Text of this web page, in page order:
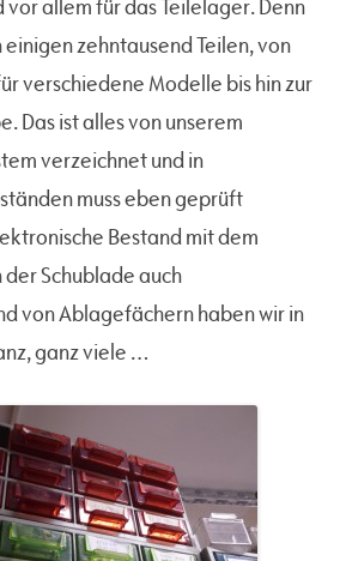
vor allem für das Teilelager. Denn
zehntausend Teilen, von
verschiedene Modelle bis hin zur
Das ist alles von unserem
verzeichnet und in
muss eben geprüft
Bestand mit dem
Schublade auch
von Ablagefächern haben wir in
ganz viele …